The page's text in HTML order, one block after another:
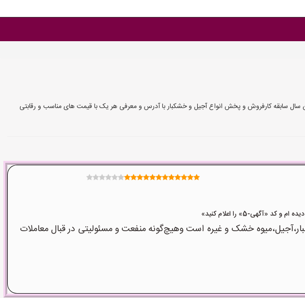
سابقه کارفروش و پخش انواع آجیل و خشکبار با آدرس و معرفی هر یک با قیمت های مناسب و رقابتی
5» را اعلام کنید»
خشک و غیره است وهیچ‌گونه منفعت و مسئولیتی در قبال معاملات